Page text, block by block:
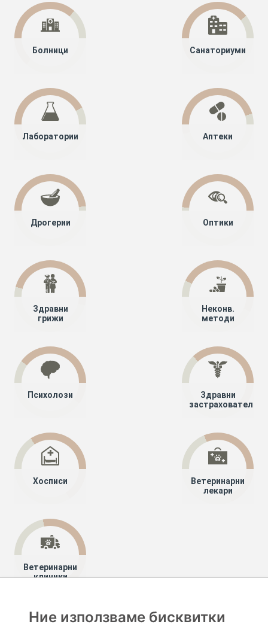
Болници Санаториуми
Лаборатории Аптеки
Дрогерии Оптики
Здравни
грижи
Неконв.
методи
Психолози
Здравни
застрахователи
Хосписи
Ветеринарни
лекари
Ветеринарни
клиники
Специалисти
Ние използваме бисквитки